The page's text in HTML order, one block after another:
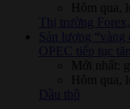
Hôm qua,
Thị trường
Sản lượng “vàng
OPEC tiếp tục
Mới nhất:
Hôm qua,
Dầu thô